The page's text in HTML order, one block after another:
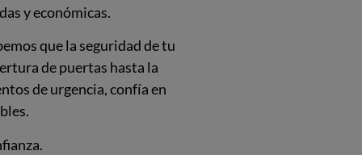
y económicas.
que la seguridad de tu
de puertas hasta la
de urgencia, confía en